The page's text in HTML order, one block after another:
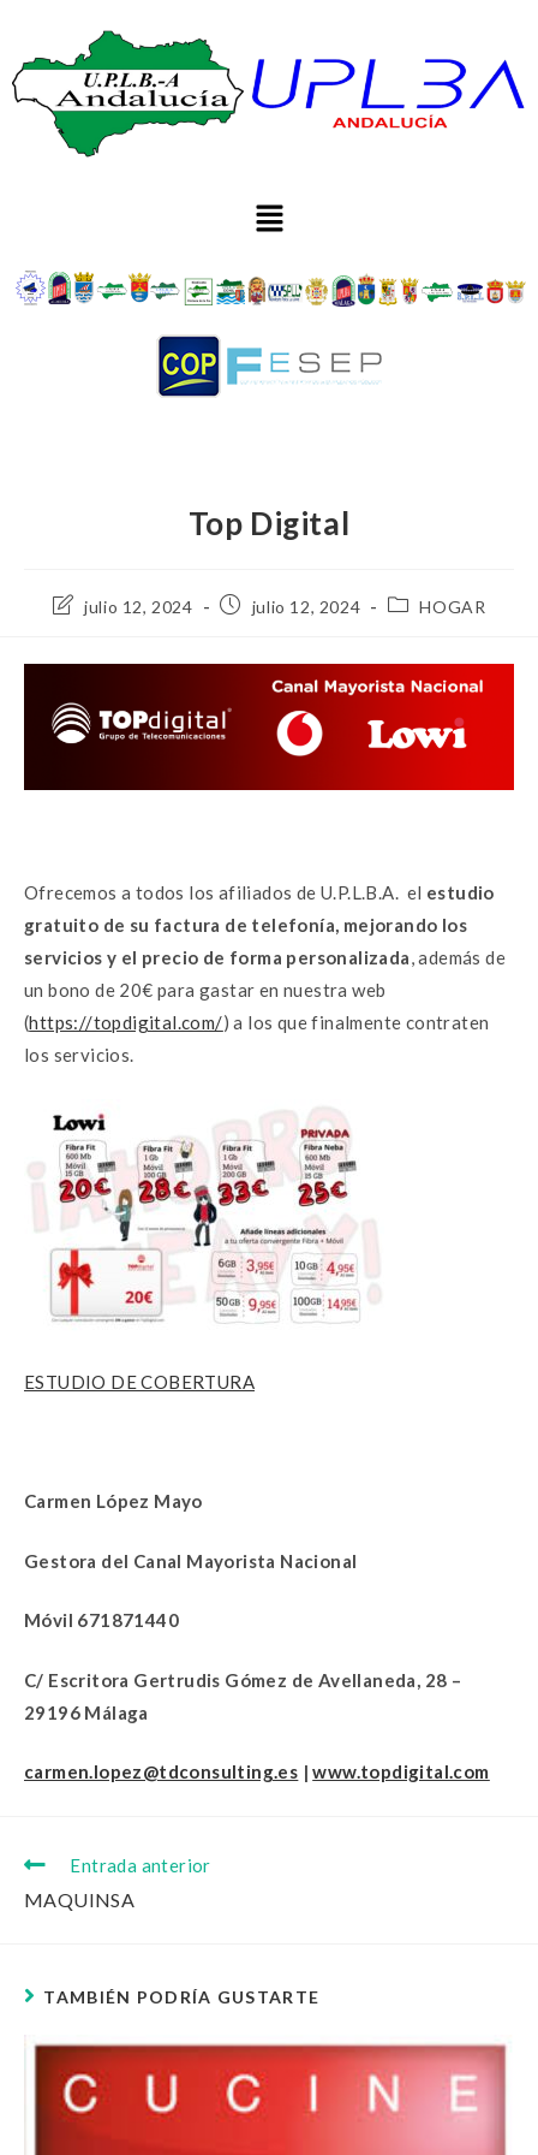
Top Digital
julio 12, 2024 julio 12, 2024 HOGAR
Ofrecemos a todos los afiliados de U.P.L.B.A. el estudio
gratuito de su factura de telefonía, mejorando los
servicios y el precio de forma personalizada, además de
un bono de 20€ para gastar en nuestra web
(https://topdigital.com/) a los que finalmente contraten
los servicios.
ESTUDIO DE COBERTURA
Carmen López Mayo
Gestora del Canal Mayorista Nacional
Móvil 671871440
C/ Escritora Gertrudis Gómez de Avellaneda, 28 –
29196 Málaga
carmen.lopez@tdconsulting.es |www.topdigital.com
Entrada anterior
MAQUINSA
TAMBIÉN PODRÍA GUSTARTE